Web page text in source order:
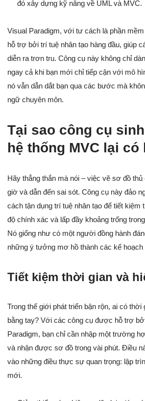
đó xây dựng kỹ năng về UML và MVC.
Visual Paradigm, với tư cách là phần
hỗ trợ bởi trí tuệ nhân tạo hàng đầu, giúp
diễn ra trơn tru. Công cụ này không chỉ
ngay cả khi bạn mới chỉ tiếp cận với mô
nó vẫn dẫn dắt bạn qua các bước mà
ngữ chuyên môn.
Tại sao công cụ
hệ thống MVC lại
Hãy thẳng thắn mà nói – việc vẽ sơ đồ thủ
giờ và dẫn đến sai sót. Công cụ này đảo
cách tận dụng trí tuệ nhân tạo để tiết kiệm
độ chính xác và lấp đầy khoảng trống
Nó giống như có một người đồng hành
những ý tưởng mơ hồ thành các kế
Tiết kiệm thời gian và
Trong thế giới phát triển bận rộn, ai có thời
bằng tay? Với các công cụ được hỗ trợ
Paradigm, bạn chỉ cần nhập một trường
và nhận được sơ đồ trong vài phút. Điều
vào những điều thực sự quan trọng: lập
mới.